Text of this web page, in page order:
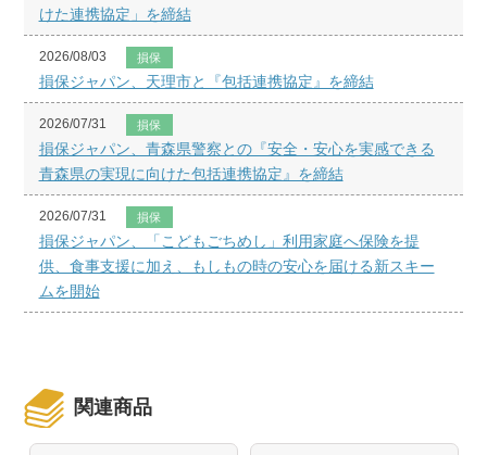
けた連携協定」を締結
2026/08/03 損保
損保ジャパン、天理市と『包括連携協定』を締結
2026/07/31 損保
損保ジャパン、青森県警察との『安全・安心を実感できる
青森県の実現に向けた包括連携協定』を締結
2026/07/31 損保
損保ジャパン、「こどもごちめし」利用家庭へ保険を提
供、食事支援に加え、もしもの時の安心を届ける新スキー
ムを開始
関連商品